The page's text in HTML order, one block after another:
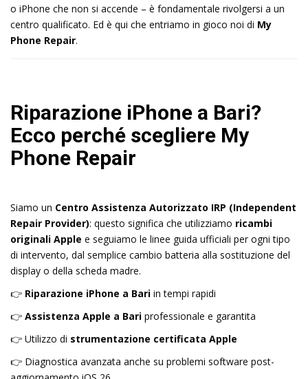
o iPhone che non si accende – è fondamentale rivolgersi a un
centro qualificato. Ed è qui che entriamo in gioco noi di My
Phone Repair.
Riparazione iPhone a Bari?
Ecco perché scegliere My
Phone Repair
Siamo un Centro Assistenza Autorizzato IRP (Independent
Repair Provider): questo significa che utilizziamo ricambi
originali Apple e seguiamo le linee guida ufficiali per ogni tipo
di intervento, dal semplice cambio batteria alla sostituzione del
display o della scheda madre.
👉 Riparazione iPhone a Bari in tempi rapidi
👉 Assistenza Apple a Bari professionale e garantita
👉 Utilizzo di strumentazione certificata Apple
👉 Diagnostica avanzata anche su problemi software post-